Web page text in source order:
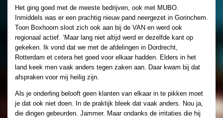
Het ging goed met de meeste bedrijven, ook met MUBO.
Inmiddels was er een prachtig nieuw pand neergezet in Gorinchem.
Toon Boxhoorn sloot zich ook aan bij de VAN en werd ook
regionaal actief. ‘Maar lang niet altijd werd er dezelfde kant op
gekeken. Ik vond dat we met de afdelingen in Dordrecht,
Rotterdam et cetera het goed voor elkaar hadden. Elders in het
land keek men vaak anders tegen zaken aan. Daar kwam bij dat
afspraken voor mij heilig zijn.
Als je onderling belooft geen klanten van elkaar in te pikken moet
je dat ook niet doen. In de praktijk bleek dat vaak anders. Nou ja,
die dingen gebeurden. Jammer. Maar ondanks de irritaties die hij